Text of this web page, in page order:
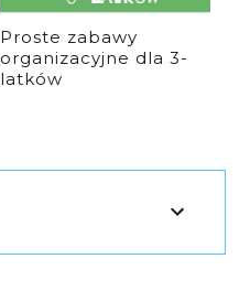
Proste zabawy
organizacyjne dla 3-
latków